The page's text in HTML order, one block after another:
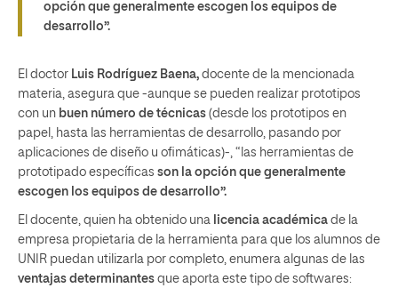
opción que generalmente escogen los equipos de
desarrollo”.
El doctor Luis Rodríguez Baena, docente de la mencionada
materia, asegura que -aunque se pueden realizar prototipos
con un buen número de técnicas (desde los prototipos en
papel, hasta las herramientas de desarrollo, pasando por
aplicaciones de diseño u ofimáticas)-, “las herramientas de
prototipado específicas son la opción que generalmente
escogen los equipos de desarrollo”.
El docente, quien ha obtenido una licencia académica de la
empresa propietaria de la herramienta para que los alumnos de
UNIR puedan utilizarla por completo, enumera algunas de las
ventajas determinantes que aporta este tipo de softwares: